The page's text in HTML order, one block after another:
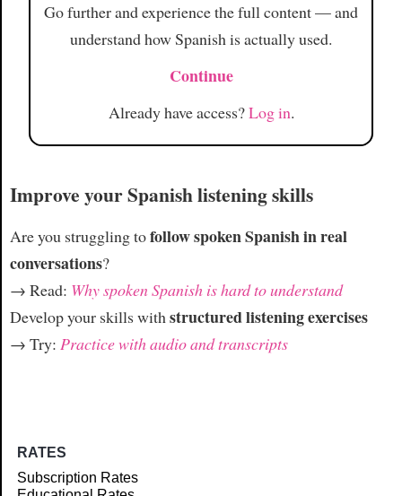
Go further and experience the full content — and
understand how Spanish is actually used.
Continue
Already have access?Log in.
Improve your Spanish listening skills
Are you struggling tofollow spoken Spanish in real
conversations?
→ Read: Why spoken Spanish is hard to understand
Develop your skills withstructured listening exercises
→ Try: Practice with audio and transcripts
RATES
Subscription Rates